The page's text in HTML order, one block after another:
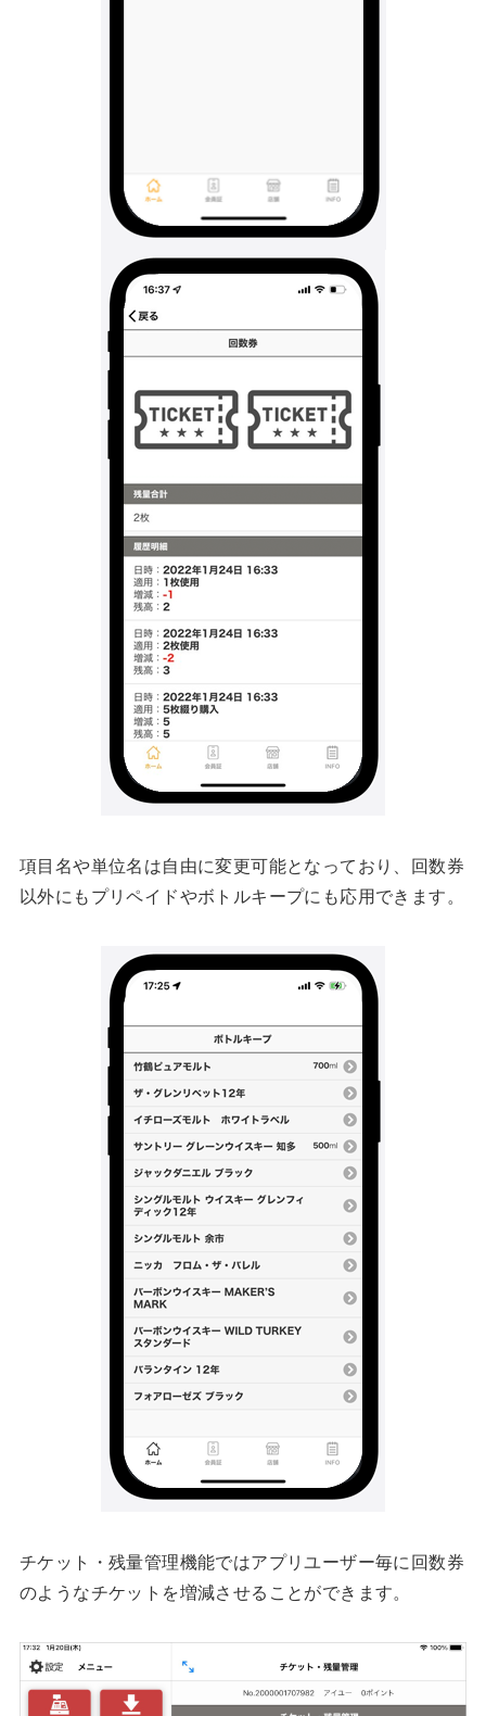
項目名や単位名は自由に変更可能となっており、回数券
以外にもプリペイドやボトルキープにも応用できます。
チケット・残量管理機能ではアプリユーザー毎に回数券
のようなチケットを増減させることができます。